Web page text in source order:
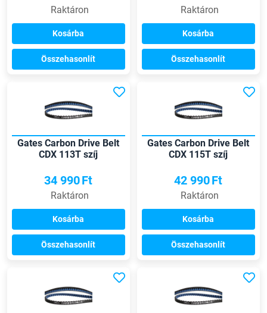
Raktáron
Kosárba
Összehasonlít
Raktáron
Kosárba
Összehasonlít
Gates Carbon Drive Belt
CDX 113T szíj
34 990Ft
Raktáron
Kosárba
Összehasonlít
Gates Carbon Drive Belt
CDX 115T szíj
42 990Ft
Raktáron
Kosárba
Összehasonlít